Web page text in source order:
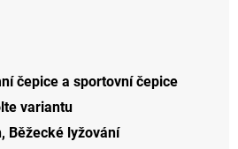
čepice a sportovní čepice
variantu
, Běžecké lyžování